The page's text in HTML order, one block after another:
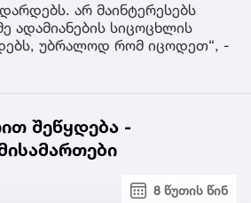
არ მაინტერესებს
ადამიანების სიცოცხლის
უბრალოდ რომ იცოდეთ“, -
შეწყდება -
8 წუთის წინ